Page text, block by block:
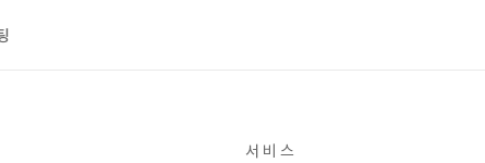
서비스